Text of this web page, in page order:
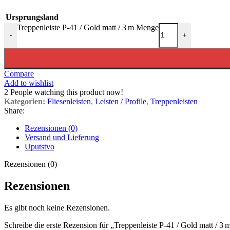
Ursprungsland
-
Treppenleiste P-41 / Gold matt / 3 m Menge
+
Compare
Add to wishlist
2 People watching this product now!
Kategorien: Fliesenleisten, Leisten / Profile, Treppenleisten
Share:
Rezensionen (0)
Versand und Lieferung
Uputstvo
Rezensionen (0)
Rezensionen
Es gibt noch keine Rezensionen.
Schreibe die erste Rezension für „Treppenleiste P-41 / Gold matt / 3